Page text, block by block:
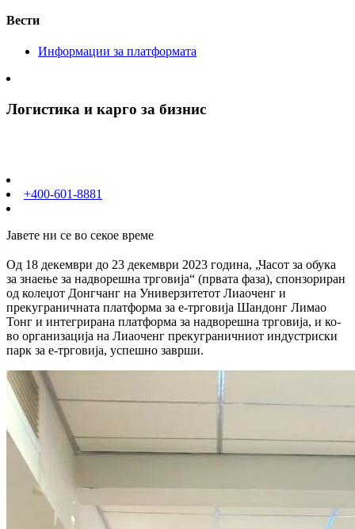
Вести
Информации за платформата
Логистика и карго за бизнис
+400-601-8881
Јавете ни се во секое време
Од 18 декември до 23 декември 2023 година, „Часот за обука
за знаење за надворешна трговија“ (првата фаза), спонзориран
од колеџот Донгчанг на Универзитетот Лиаоченг и
прекуграничната платформа за е-трговија Шандонг Лимао
Тонг и интегрирана платформа за надворешна трговија, и ко-
во организација на Лиаоченг прекуграничниот индустриски
парк за е-трговија, успешно заврши.